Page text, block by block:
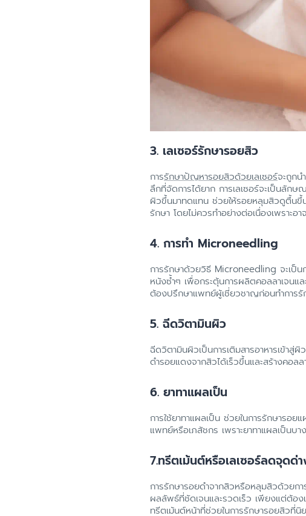
3. เลเซอร์รักษารอยสิว
การรักษาปัญหารอยสิวด้วยเลเซอร์จะถูก
ลึกที่จัดการได้ยาก การเลเซอร์จะเป็นลัก
ผิวขึ้นมาทดแทน ช่วยให้รอยหลุมสิวดูตื้นขึ้
รักษา โดยไม่ควรทำอย่างต่อเนื่องเพราะ
4. การทำ Microneedling
การรักษาด้วยวิธี Microneedling จะเป็น
หนังซ้ำๆ เพื่อกระตุ้นการผลิตคอลลาเจนแ
ต้องปรึกษาแพทย์ผู้เชี่ยวชาญก่อนทำการรั
5. ฉีดวิตามินผิว
ฉีดวิตามินผิวเป็นการเติมสารอาหารเข้าสู่
ดำรอยแดงจากสิวได้เร็วขึ้นและสร้างคอล
6. ยาทาแผลเป็น
การใช้ยาทาแผลเป็น ช่วยในการรักษารอ
แพทย์หรือเภสัชกร เพราะยาทาแผลเป็นบ
7.ทรีตเม้นต์หรือเลเซอร์ลดจุดด่
การรักษารอยดำจากสิวหรือหลุมสิวด้วยกา
ผลลัพธ์ที่ชัดเจนและรวดเร็ว เพียงแต่ต้อ
ทรีตเม้นต์หน้าที่ช่วยในการรักษารอยสิวที่